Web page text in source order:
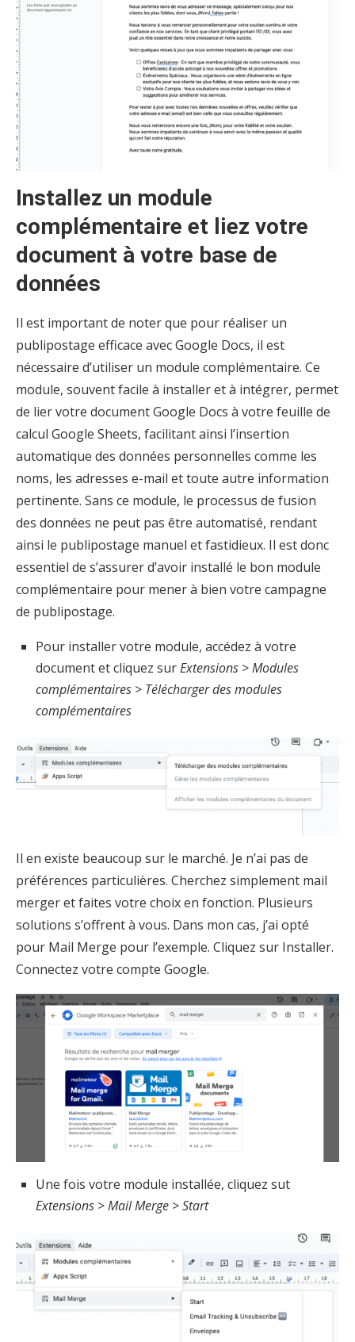
Installez un module
complémentaire et liez votre
document à votre base de
données
Il est important de noter que pour réaliser un
publipostage efficace avec Google Docs, il est
nécessaire d’utiliser un module complémentaire. Ce
module, souvent facile à installer et à intégrer, permet
de lier votre document Google Docs à votre feuille de
calcul Google Sheets, facilitant ainsi l’insertion
automatique des données personnelles comme les
noms, les adresses e-mail et toute autre information
pertinente. Sans ce module, le processus de fusion
des données ne peut pas être automatisé, rendant
ainsi le publipostage manuel et fastidieux. Il est donc
essentiel de s’assurer d’avoir installé le bon module
complémentaire pour mener à bien votre campagne
de publipostage.
Pour installer votre module, accédez à votre
document et cliquez surExtensions > Modules
complémentaires > Télécharger des modules
complémentaires
Il en existe beaucoup sur le marché. Je n’ai pas de
préférences particulières. Cherchez simplement mail
merger et faites votre choix en fonction. Plusieurs
solutions s’offrent à vous. Dans mon cas, j’ai opté
pour Mail Merge pour l’exemple. Cliquez sur Installer.
Connectez votre compte Google.
Une fois votre module installée, cliquez sut
Extensions > Mail Merge > Start